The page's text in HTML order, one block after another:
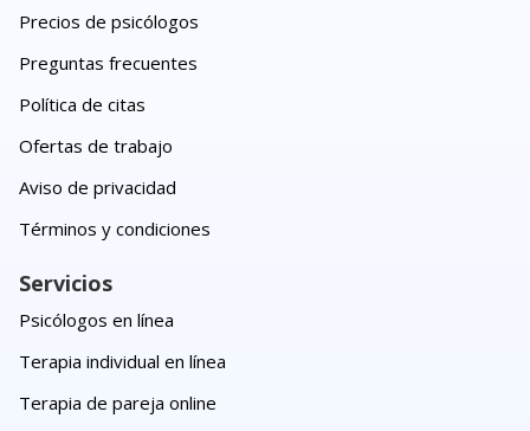
Precios de psicólogos
Preguntas frecuentes
Política de citas
Ofertas de trabajo
Aviso de privacidad
Términos y condiciones
Servicios
Psicólogos en línea
Terapia individual en línea
Terapia de pareja online